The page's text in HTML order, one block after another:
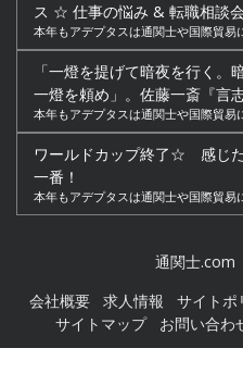
ス ☆ 仕事の悩み & 転職相談会
本年もアデプタスは通関士や国際貿易
「一燈を提げて暗夜を行く
一燈を頼め」。佐藤一斎『言
本年もアデプタスは通関士や国際貿易
ワールドカップ終了☆ 感じ
一番！
本年もアデプタスは通関士や国際貿易
通関士.com
会社概要
求人情報 サイトポ
サイトマップ
お問い合わ